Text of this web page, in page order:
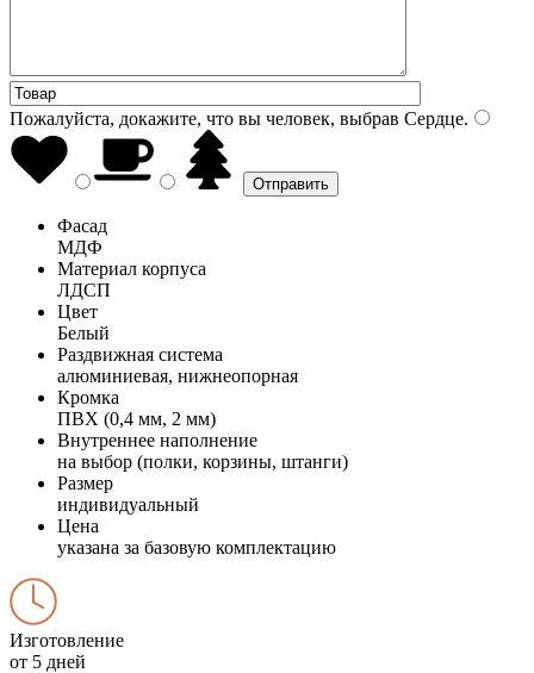
Пожалуйста, докажите, что вы человек, выбрав Сердце.
Фасад
МДФ
Материал корпуса
ЛДСП
Цвет
Белый
Раздвижная система
алюминиевая, нижнеопорная
Кромка
ПВХ (0,4 мм, 2 мм)
Внутреннее наполнение
на выбор (полки, корзины, штанги)
Размер
индивидуальный
Цена
указана за базовую комплектацию
Изготовление
от 5 дней